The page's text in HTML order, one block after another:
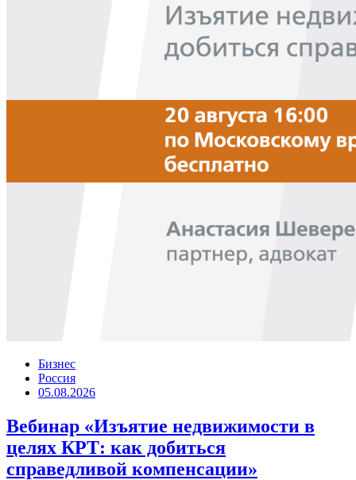
Бизнес
Россия
05.08.2026
Вебинар «Изъятие недвижимости в
целях КРТ: как добиться
справедливой компенсации»